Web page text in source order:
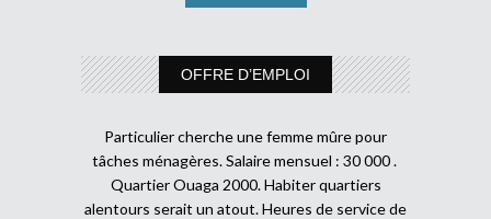
OFFRE D’EMPLOI
Particulier cherche une femme mûre pour
tâches ménagères. Salaire mensuel : 30 000 .
Quartier Ouaga 2000. Habiter quartiers
alentours serait un atout. Heures de service de